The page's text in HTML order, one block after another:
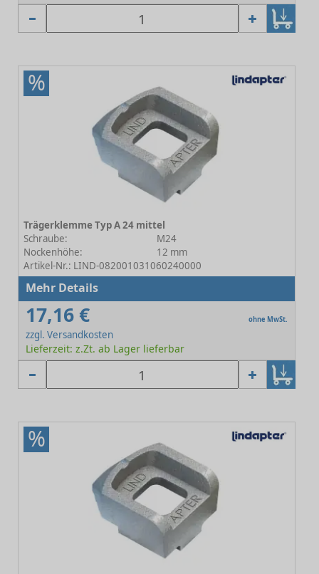
%
Trägerklemme Typ A 24 mittel
Schraube:
M24
Nockenhöhe:
12 mm
Artikel-Nr.: LIND-082001031060240000
Mehr Details
17,16 € ohne MwSt.
zzgl. Versandkosten
Lieferzeit: z.Zt. ab Lager lieferbar
%